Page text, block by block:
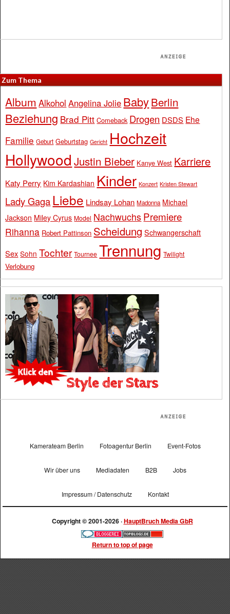
Zum Thema
Album Alkohol Angelina Jolie BabyBerlin
Beziehung Brad Pitt Comeback Drogen DSDS Ehe
Familie Geburt Geburtstag Gericht Hochzeit
Hollywood Justin Bieber Kanye West Karriere
Katy Perry Kim Kardashian Kinder Konzert Kristen Stewart
Lady Gaga Liebe Lindsay Lohan Madonna Michael
Jackson Miley Cyrus Model Nachwuchs Premiere
Rihanna Robert Pattinson Scheidung Schwangerschaft
Sex Sohn Tochter Tournee Trennung Twilight
Verlobung
Kamerateam Berlin Fotoagentur Berlin Event-Fotos
Wir über uns Mediadaten B2B Jobs
Impressum / Datenschutz Kontakt
Copyright © 2001-2026 ·HauptBruch Media GbR
Return to top of page